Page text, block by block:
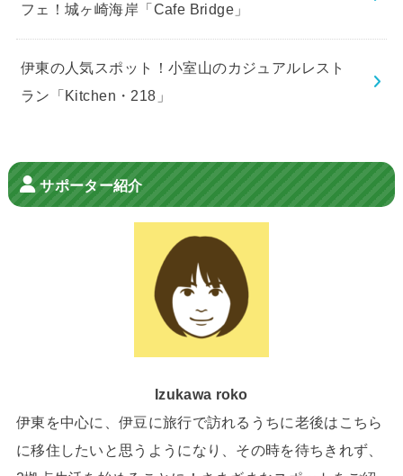
フェ！城ヶ崎海岸「Cafe Bridge」
伊東の人気スポット！小室山のカジュアルレスト
ラン「Kitchen・218」
サポーター紹介
Izukawa roko
伊東を中心に、伊豆に旅行で訪れるうちに老後はこちら
に移住したいと思うようになり、その時を待ちきれず、